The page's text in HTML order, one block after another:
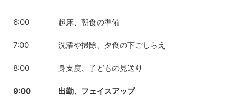
6:00 起床、朝食の準備
7:00 洗濯や掃除、夕食の下ごしらえ
8:00 身支度、子どもの見送り
9:00 出勤、フェイスアップ